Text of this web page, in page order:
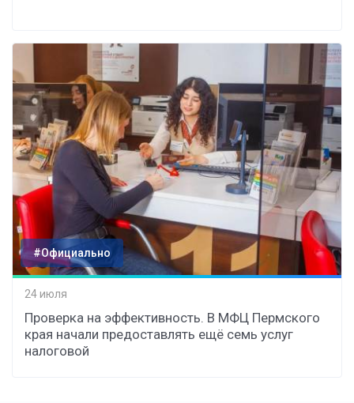
#Официально
24 июля
Проверка на эффективность. В МФЦ Пермского
края начали предоставлять ещё семь услуг
налоговой